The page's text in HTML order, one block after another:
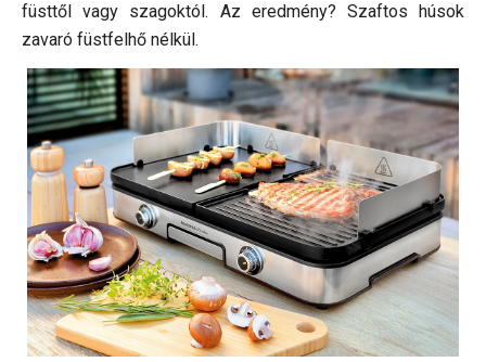
füsttől vagy szagoktól. Az eredmény? Szaftos húsok
zavaró füstfelhő nélkül.